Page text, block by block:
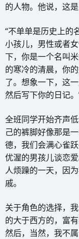
的人物。他说，这
“不单单是历史上的
小孩儿，男性或者
下，你是一个名叫
的寒冷的清晨，你
了。想象一下，这
然后写下你的日记。
全班同学开始齐声
己的裤脚好像那是
德，我们会满心雀
优渥的男孩儿谈恋
人烦躁的一天，因
戚。
关于角色的选择，
的大于西方的，富
然后，当然，我不